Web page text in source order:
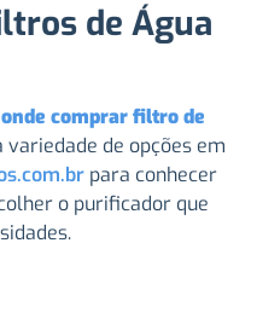
de Água
onde comprar filtro de
de opções em
para conhecer
o purificador que